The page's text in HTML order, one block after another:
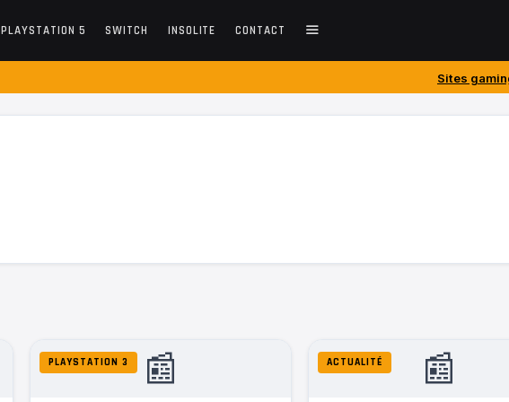
PLAYSTATION 5 SWITCH INSOLITE CONTACT
Sites gaming créés avant
📰
PLAYSTATION 3 📰
ACTUALITÉ